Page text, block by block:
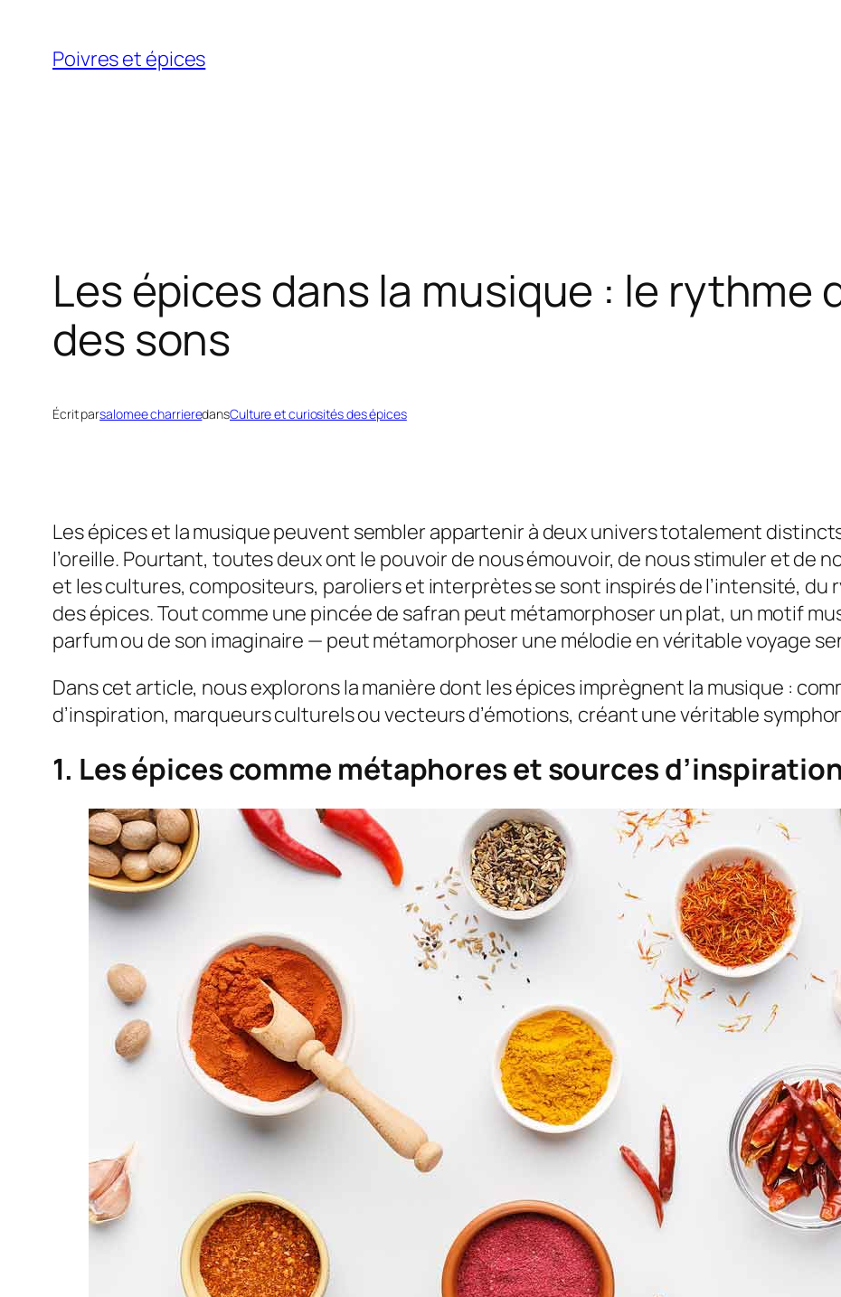
contenu
Poivres et épices
Les épices dans la musique : le rythme
des sons
Écrit parsalomee charrieredansCulture et curiosités des épices
Les épices et la musique peuvent sembler appartenir à deux univers totalement distincts
l’oreille. Pourtant, toutes deux ont le pouvoir de nous émouvoir, de nous stimuler et de
et les cultures, compositeurs, paroliers et interprètes se sont inspirés de l’intensité, du
des épices. Tout comme une pincée de safran peut métamorphoser un plat, un motif
parfum ou de son imaginaire — peut métamorphoser une mélodie en véritable voyage
Dans cet article, nous explorons la manière dont les épices imprègnent la musique :
d’inspiration, marqueurs culturels ou vecteurs d’émotions, créant une véritable
1. Les épices comme métaphores et sources d’inspiration